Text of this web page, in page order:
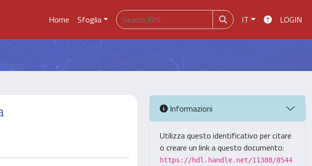
Home Sfoglia IT LOGIN
Informazioni
Utilizza questo identificativo per citare
o creare un link a questo documento:
https://hdl.handle.net/11388/8544